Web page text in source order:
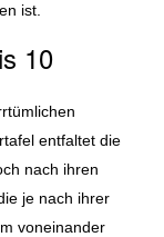
ist.
10
entfaltet die
nach ihren
je nach ihrer
voneinander